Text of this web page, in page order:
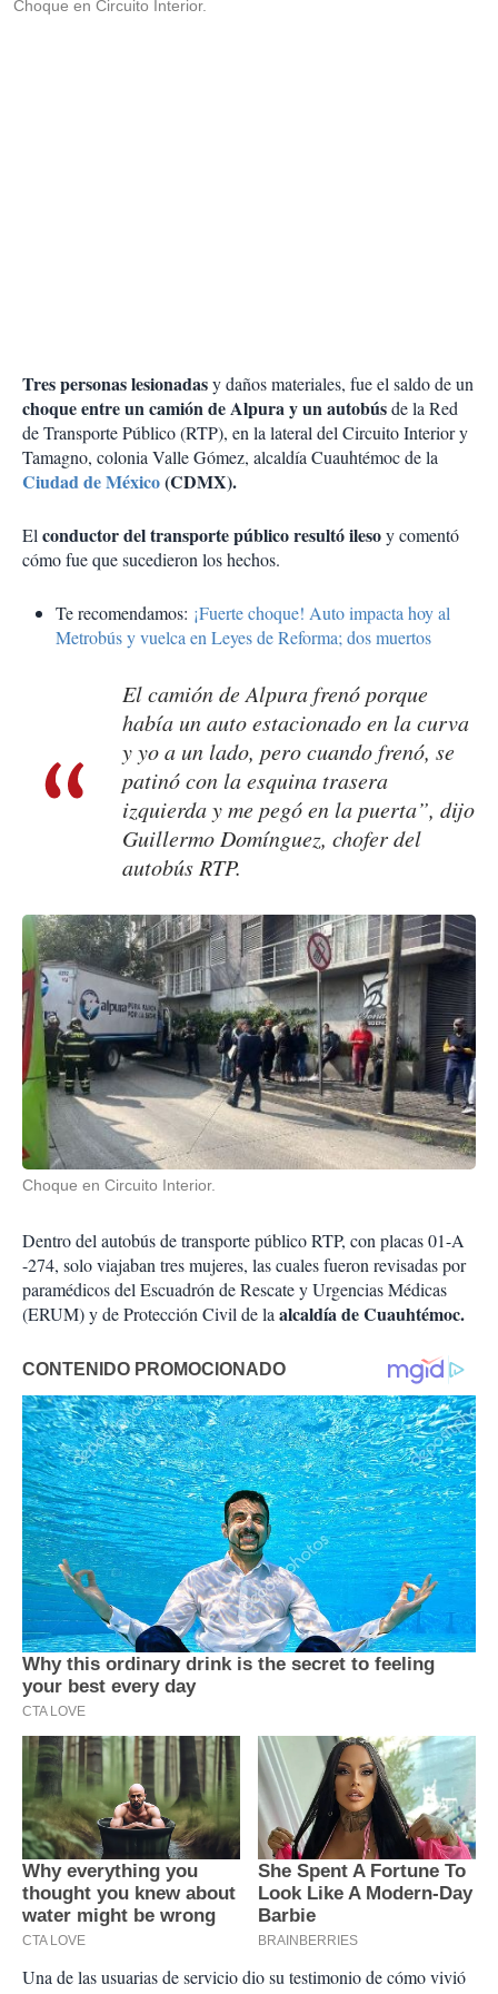
Choque en Circuito Interior.
Tres personas lesionadasy daños materiales, fue el saldo de un
choque entre un camión de Alpura y un autobúsde la Red
de Transporte Público (RTP), en la lateral del Circuito Interior y
Tamagno, colonia Valle Gómez, alcaldía Cuauhtémoc de la
Ciudad de México(CDMX).
Elconductor del transporte público resultó ilesoy comentó
cómo fue que sucedieron los hechos.
Te recomendamos: ¡Fuerte choque! Auto impacta hoy al
Metrobús y vuelca en Leyes de Reforma; dos muertos
El camión de Alpura frenó porque
había un auto estacionado en la curva
y yo a un lado, pero cuando frenó, se
patinó con la esquina trasera
izquierda y me pegó en la puerta”, dijo
Guillermo Domínguez, chofer del
autobús RTP.
Choque en Circuito Interior.
Dentro del autobús de transporte público RTP, con placas 01-A
-274, solo viajaban tres mujeres, las cuales fueron revisadas por
paramédicos del Escuadrón de Rescate y Urgencias Médicas
(ERUM) y de Protección Civil de laalcaldía de Cuauhtémoc.
Una de las usuarias de servicio dio su testimonio de cómo vivió